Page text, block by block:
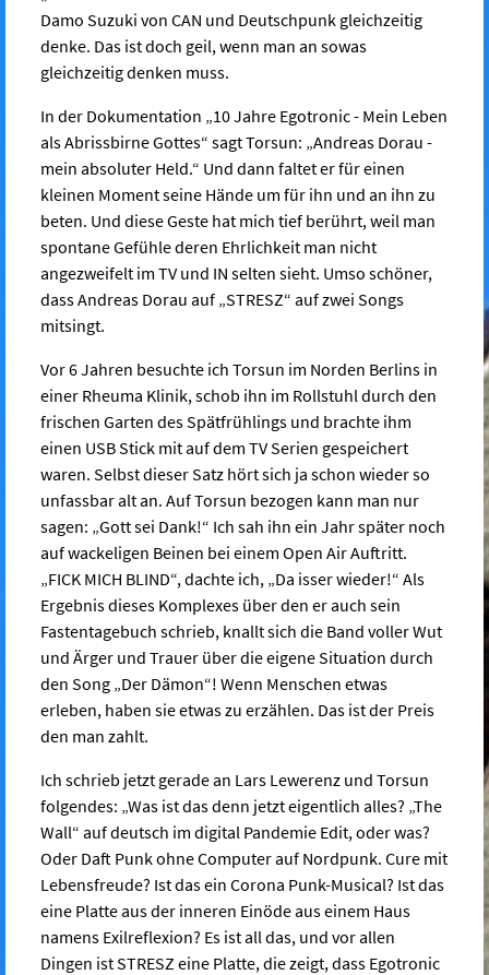
Damo Suzuki von CAN und Deutschpunk gleichzeitig
denke. Das ist doch geil, wenn man an sowas
gleichzeitig denken muss.
In der Dokumentation „10 Jahre Egotronic - Mein Leben
als Abrissbirne Gottes“ sagt Torsun: „Andreas Dorau -
mein absoluter Held.“ Und dann faltet er für einen
kleinen Moment seine Hände um für ihn und an ihn zu
beten. Und diese Geste hat mich tief berührt, weil man
spontane Gefühle deren Ehrlichkeit man nicht
angezweifelt im TV und IN selten sieht. Umso schöner,
dass Andreas Dorau auf „STRESZ“ auf zwei Songs
mitsingt.
Vor 6 Jahren besuchte ich Torsun im Norden Berlins in
einer Rheuma Klinik, schob ihn im Rollstuhl durch den
frischen Garten des Spätfrühlings und brachte ihm
einen USB Stick mit auf dem TV Serien gespeichert
waren. Selbst dieser Satz hört sich ja schon wieder so
unfassbar alt an. Auf Torsun bezogen kann man nur
sagen: „Gott sei Dank!“ Ich sah ihn ein Jahr später noch
auf wackeligen Beinen bei einem Open Air Auftritt.
„FICK MICH BLIND“, dachte ich, „Da isser wieder!“ Als
Ergebnis dieses Komplexes über den er auch sein
Fastentagebuch schrieb, knallt sich die Band voller Wut
und Ärger und Trauer über die eigene Situation durch
den Song „Der Dämon“! Wenn Menschen etwas
erleben, haben sie etwas zu erzählen. Das ist der Preis
den man zahlt.
Ich schrieb jetzt gerade an Lars Lewerenz und Torsun
folgendes: „Was ist das denn jetzt eigentlich alles? „The
Wall“ auf deutsch im digital Pandemie Edit, oder was?
Oder Daft Punk ohne Computer auf Nordpunk. Cure mit
Lebensfreude? Ist das ein Corona Punk-Musical? Ist das
eine Platte aus der inneren Einöde aus einem Haus
namens Exilreflexion? Es ist all das, und vor allen
Dingen ist STRESZ eine Platte, die zeigt, dass Egotronic